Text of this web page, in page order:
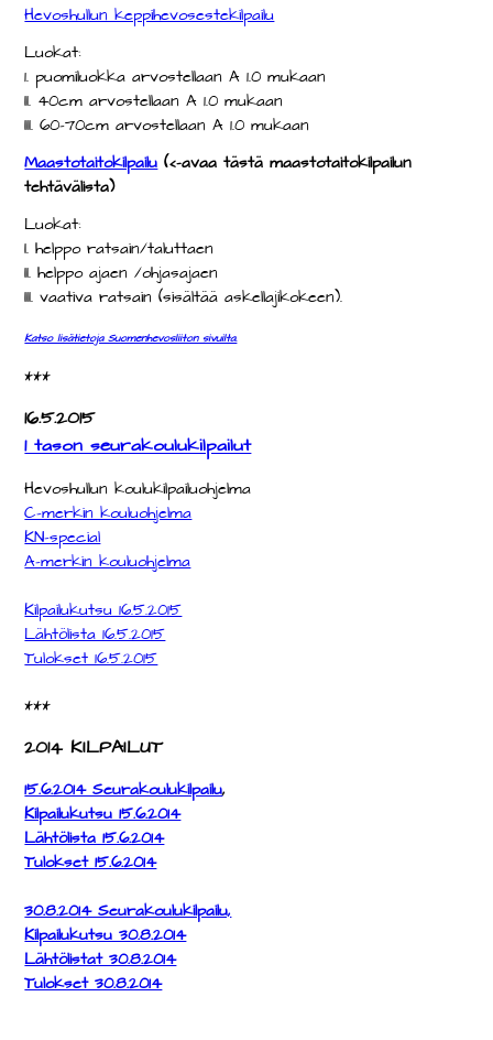
Hevoshullun keppihevosestekilpailu
Luokat:
1. puomiluokkaarvostellaan A 1.0 mukaan
II. 40cmarvostellaan A 1.0 mukaan
III.60-70cmarvostellaan A 1.0 mukaan
Maastotaitokilpailu(<-avaa tästä maastotaitokilpailun
tehtävälista)
Luokat:
I. helppo ratsain/taluttaen
II.helppo ajaen /ohjasajaen
III.vaativa ratsain (sisältää askellajikokeen).
Katso lisätietoja Suomenhevosliiton sivuilta.
***
16.5.2015
1 tason seurakoulukilpailut
Hevoshullun koulukilpailuohjelma
C-merkin kouluohjelma
KN-special
A-merkin kouluohjelma
Kilpailukutsu 16.5.2015
Lähtölista 16.5.2015
Tulokset 16.5.2015
***
2014 KILPAILUT
15.6.2014 Seurakoulukilpailu,
Kilpailukutsu 15.6.2014
Lähtölista 15.6.2014
Tulokset 15.6.2014
30.8.2014 Seurakoulukilpailu,
Kilpailukutsu 30.8.2014
Lähtölistat 30.8.2014
Tulokset 30.8.2014